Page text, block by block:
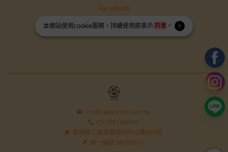
本網站使用cookie服務，持續使用即表示 同意 。
Facebook
Instagram
rice@sweetrice.com.tw
05-5981466#9
雲林縣二崙鄉崙西村中山路365號
統一編號 38780131